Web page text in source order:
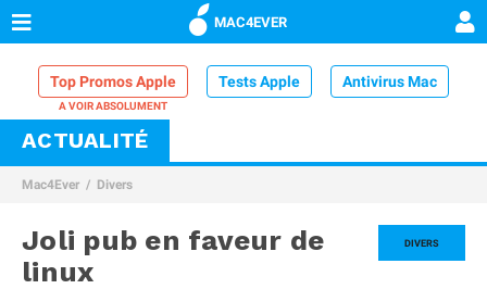
MAC4EVER
Top Promos Apple Tests Apple Antivirus Mac
VPN Mac
Comparatif iPhone
ACTUALITÉ
Mac4Ever Divers
DIVERS
Joli pub en faveur de
linux